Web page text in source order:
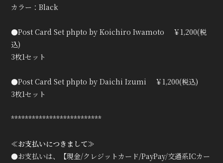
カラー：Black
●Post Card Set phpto by Koichiro Iwamoto ￥1,200(税
込)
3枚1セット
●Post Card Set phpto by Daichi Izumi ￥1,200(税込)
3枚1セット
**************************
≪お支払いにつきまして≫
●お支払いは、【現金/クレジットカード/PayPay/交通系ICカー